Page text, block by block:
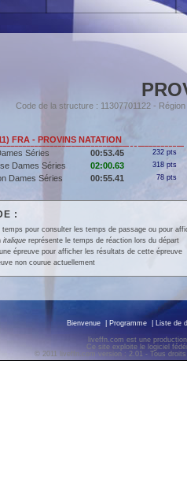
Code de la structure : 11307701122 -
FRA - PROVINS NATATION
Séries 00:53.45 232 pts
Dames Séries 02:00.63 318 pts
Dames Séries 00:55.41 78 pts
:
temps pour consulter les temps de passage ou pour
italiquereprésente le temps de réaction lors du départ
épreuve pour afficher les résultats de cette épreuve
non courue actuellement
Bienvenue Programme Liste de
liveffn.com est une
Ce site exploite le logiciel
© 2011 liveffn.com version : 2.01 - Tous